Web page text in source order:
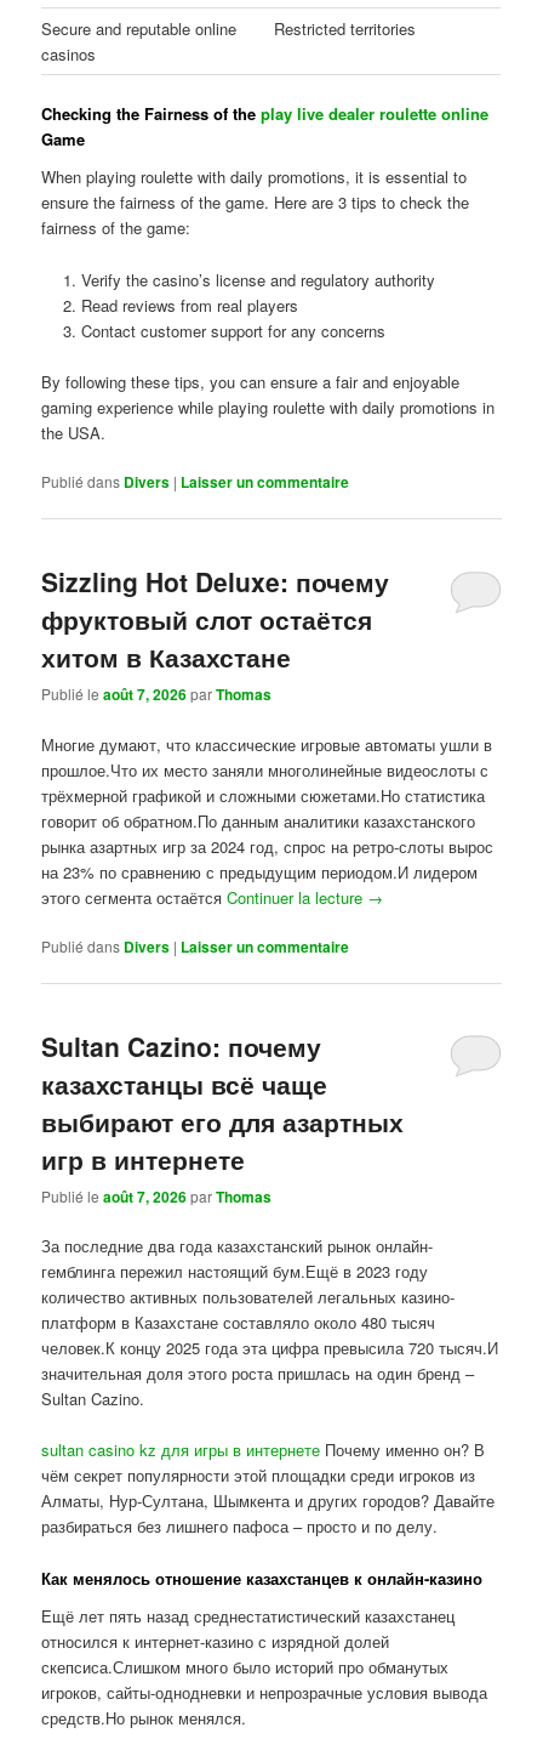
Secure and reputable online
casinos
Restricted territories
Checking the Fairness of theplay live dealer roulette online
Game
When playing roulette with daily promotions, it is essential to
ensure the fairness of the game. Here are 3 tips to check the
fairness of the game:
Verify the casino’s license and regulatory authority
Read reviews from real players
Contact customer support for any concerns
By following these tips, you can ensure a fair and enjoyable
gaming experience while playing roulette with daily promotions in
the USA.
Publié dans Divers | Laisser un commentaire
Sizzling Hot Deluxe: почему
фруктовый слот остаётся
хитом в Казахстане
Publié leaoût 7, 2026parThomas
Многие думают, что классические игровые автоматы ушли в
прошлое.Что их место заняли многолинейные видеослоты с
трёхмерной графикой и сложными сюжетами.Но статистика
говорит об обратном.По данным аналитики казахстанского
рынка азартных игр за 2024 год, спрос на ретро-слоты вырос
на 23% по сравнению с предыдущим периодом.И лидером
этого сегмента остаётсяContinuer la lecture →
Publié dans Divers | Laisser un commentaire
Sultan Cazino: почему
казахстанцы всё чаще
выбирают его для азартных
игр в интернете
Publié leaoût 7, 2026parThomas
За последние два года казахстанский рынок онлайн-
гемблинга пережил настоящий бум.Ещё в 2023 году
количество активных пользователей легальных казино-
платформ в Казахстане составляло около 480 тысяч
человек.К концу 2025 года эта цифра превысила 720 тысяч.И
значительная доля этого роста пришлась на один бренд –
Sultan Cazino.
sultan casino kz для игры в интернете Почему именно он? В
чём секрет популярности этой площадки среди игроков из
Алматы, Нур-Султана, Шымкента и других городов? Давайте
разбираться без лишнего пафоса – просто и по делу.
Как менялось отношение казахстанцев к онлайн-казино
Ещё лет пять назад среднестатистический казахстанец
относился к интернет-казино с изрядной долей
скепсиса.Слишком много было историй про обманутых
игроков, сайты-однодневки и непрозрачные условия вывода
средств.Но рынок менялся.